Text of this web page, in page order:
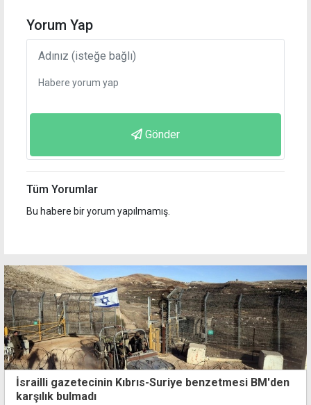
Yorum Yap
Gönder
Tüm Yorumlar
Bu habere bir yorum yapılmamış.
İsrailli gazetecinin Kıbrıs-Suriye benzetmesi BM'den
karşılık bulmadı